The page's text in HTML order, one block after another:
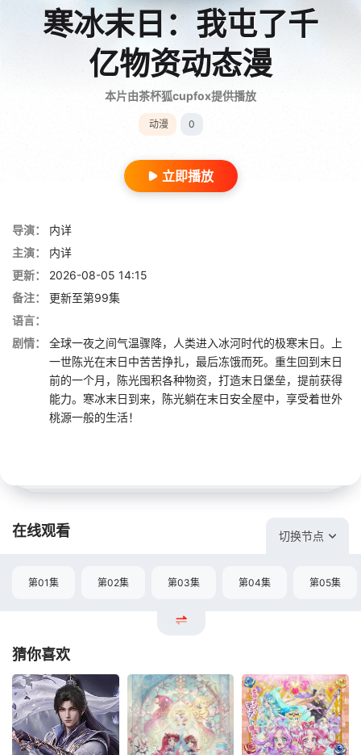
寒冰末日：我屯了千
亿物资动态漫
本片由茶杯狐cupfox提供播放
动漫 0
立即播放
导演：
内详
主演：
内详
更新：
2026-08-05 14:15
备注：
更新至第99集
语言：
剧情：
全球一夜之间气温骤降，人类进入冰河时代的极寒末日。上
一世陈光在末日中苦苦挣扎，最后冻饿而死。重生回到末日
前的一个月，陈光囤积各种物资，打造末日堡垒，提前获得
能力。寒冰末日到来，陈光躺在末日安全屋中，享受着世外
桃源一般的生活！
在线观看 切换节点
第01集 第02集 第03集 第04集 第05集
猜你喜欢